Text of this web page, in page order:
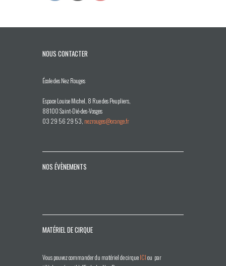
NOUS CONTACTER
École des Nez Rouges
Espace Louise Michel, 8 Rue des Peupliers,
88100 Saint-Dié-des-Vosges
03 29 56 29 53, nezrouges@orange.fr
NOS ÉVÈNEMENTS
MATÉRIEL DE CIRQUE
Vous pouvez commander du matériel de cirqueICIou par